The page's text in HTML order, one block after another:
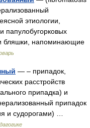
этиологии,
папулобугорковых
бляшки, напоминающие
— – припадок,
расстройств
припадка) и
припадок
и судорогами) …